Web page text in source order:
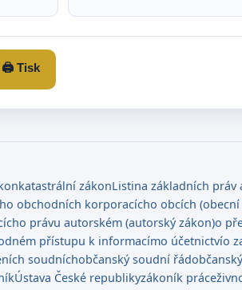
🖨️ Tisk
katastrální zákonListina základních práv
o obchodních korporacícho obcích
o právu autorském (autorský zákon)o
přístupu k informacímo účetnictvío
soudníchobčanský soudní řád
Ústava České republikyzákoník práce